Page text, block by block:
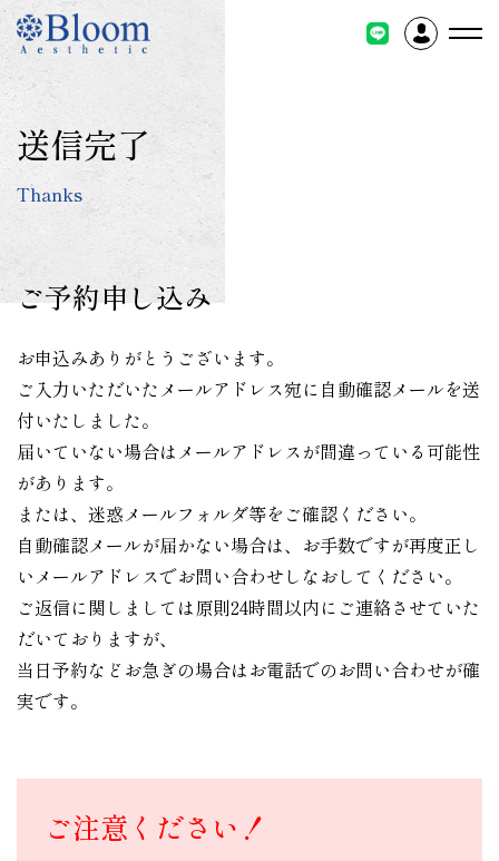
コ
テ
ン
ツ
に
キ
送信完了
Thanks
ご予約申し込み
お申込みありがとうございます。
ご入力いただいたメールアドレス宛に自動確認メールを送
付いたしました。
届いていない場合はメールアドレスが間違っている可能性
があります。
または、迷惑メールフォルダ等をご確認ください。
自動確認メールが届かない場合は、お手数ですが再度正し
いメールアドレスでお問い合わせしなおしてください。
ご返信に関しましては原則24時間以内にご連絡させていた
だいておりますが、
当日予約などお急ぎの場合はお電話でのお問い合わせが確
実です。
ご注意ください！